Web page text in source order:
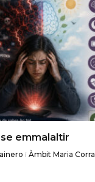
emmalaltir
i Àmbit Maria Corral